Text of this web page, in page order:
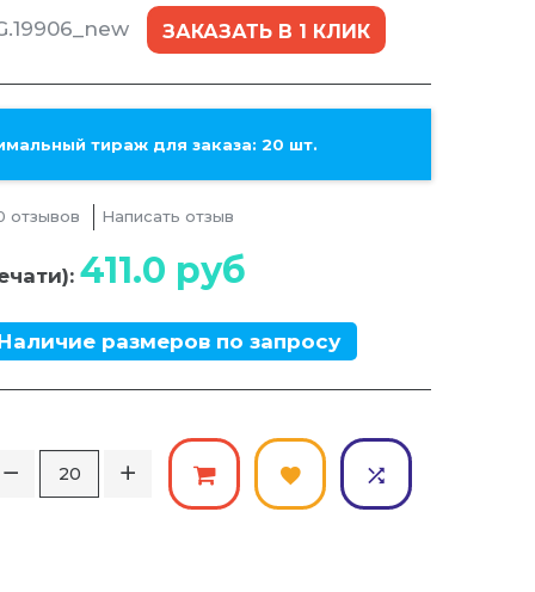
ЗАКАЗАТЬ В 1 КЛИК
тираж для заказа: 20 шт.
отзывов Написать отзыв
411.0 руб
размеров по запросу